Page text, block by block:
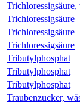
Trichloressigsäure,
Trichloressigsäure
Trichloressigsäure
Trichloressigsäure
Tributylphosphat
Tributylphosphat
Tributylphosphat
Traubenzucker,